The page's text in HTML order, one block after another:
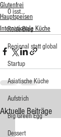
Ö isst...
Reise-Blog
Regional statt global
Startup
Asiatische Küche
Aufstrich
Big Green Egg
Dessert
Glutenfrei
Hauptspeisen
Internationale Küche
Aktuelle Beiträge